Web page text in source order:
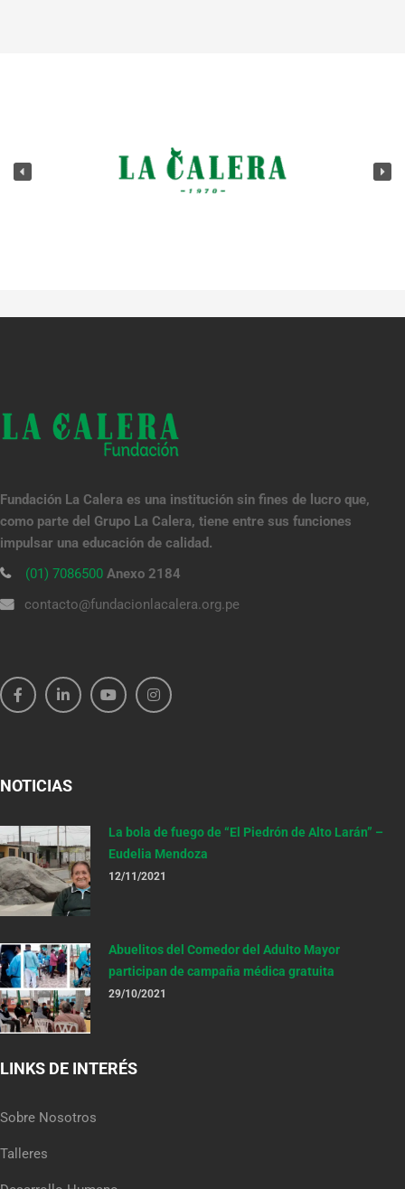
Fundación La Calera es una institución sin fines de lucro que,
como parte del Grupo La Calera, tiene entre sus funciones
impulsar una educación de calidad.
(01) 7086500 Anexo 2184
contacto@fundacionlacalera.org.pe
NOTICIAS
La bola de fuego de “El Piedrón de Alto Larán” –
Eudelia Mendoza
12/11/2021
Abuelitos del Comedor del Adulto Mayor
participan de campaña médica gratuita
29/10/2021
LINKS DE INTERÉS
Sobre Nosotros
Talleres